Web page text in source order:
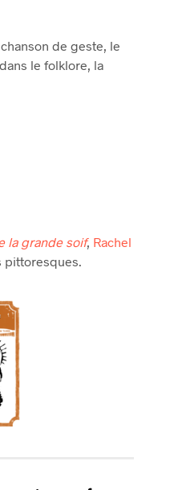
de geste, le
le folklore, la
la grande soif, Rachel